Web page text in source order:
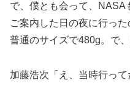
で、僕とも会って、NASA
ご案内した日の夜に行っ
普通のサイズで480g。で
加藤浩次「え、当時行って